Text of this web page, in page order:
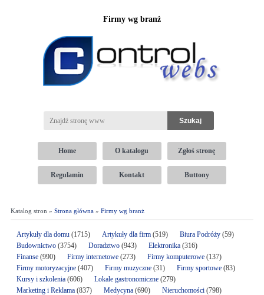
Firmy wg branż
Home O katalogu Zgłoś stronę
Regulamin Kontakt Buttony
Katalog stron » Strona główna» Firmy wg branż
Artykuły dla domu(1715) Artykuły dla firm(519) Biura Podróży(59)
Budownictwo(3754) Doradztwo(943) Elektronika (316)
Finanse(990) Firmy internetowe (273) Firmy komputerowe(137)
Firmy motoryzacyjne(407) Firmy muzyczne(31) Firmy sportowe(83)
Kursy i szkolenia(606) Lokale gastronomiczne(279)
Marketing i Reklama(837) Medycyna(690) Nieruchomości(798)